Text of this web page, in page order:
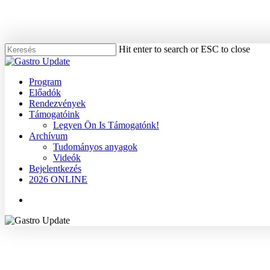
content
Hit enter to search or ESC to close
Close
Menu
Program
Előadók
Rendezvények
Támogatóink
Legyen Ön Is Támogatónk!
Archívum
Tudományos anyagok
Videók
Bejelentkezés
2026 ONLINE